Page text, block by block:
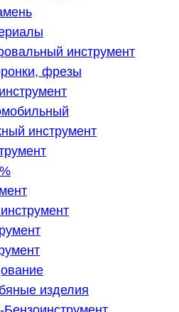
инструмент
фрезы
инструмент
изделия